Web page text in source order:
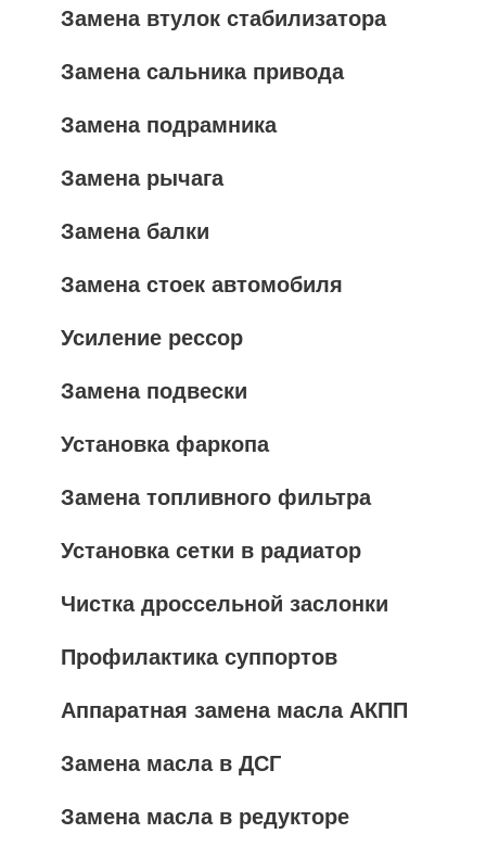
Замена втулок стабилизатора
Замена сальника привода
Замена подрамника
Замена рычага
Замена балки
Замена стоек автомобиля
Усиление рессор
Замена подвески
Установка фаркопа
Замена топливного фильтра
Установка сетки в радиатор
Чистка дроссельной заслонки
Профилактика суппортов
Аппаратная замена масла АКПП
Замена масла в ДСГ
Замена масла в редукторе